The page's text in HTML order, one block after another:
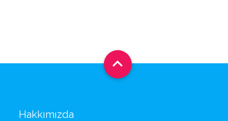

Hakkımızda